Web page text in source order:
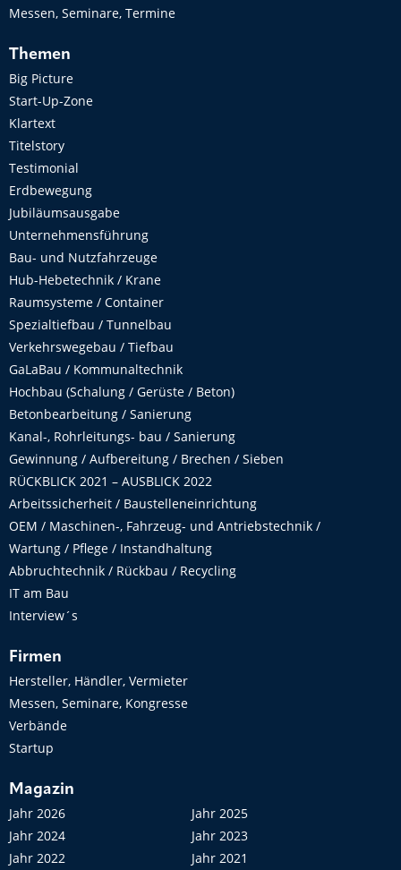
Messen, Seminare, Termine
Themen
Big Picture
Start-Up-Zone
Klartext
Titelstory
Testimonial
Erdbewegung
Jubiläumsausgabe
Unternehmensführung
Bau- und Nutzfahrzeuge
Hub-Hebetechnik / Krane
Raumsysteme / Container
Spezialtiefbau / Tunnelbau
Verkehrswegebau / Tiefbau
GaLaBau / Kommunaltechnik
Hochbau (Schalung / Gerüste / Beton)
Betonbearbeitung / Sanierung
Kanal-, Rohrleitungs- bau / Sanierung
Gewinnung / Aufbereitung / Brechen / Sieben
RÜCKBLICK 2021 – AUSBLICK 2022
Arbeitssicherheit / Baustelleneinrichtung
OEM / Maschinen-, Fahrzeug- und Antriebstechnik /
Wartung / Pflege / Instandhaltung
Abbruchtechnik / Rückbau / Recycling
IT am Bau
Interview´s
Firmen
Hersteller, Händler, Vermieter
Messen, Seminare, Kongresse
Verbände
Startup
Magazin
Jahr 2026
Jahr 2025
Jahr 2024
Jahr 2023
Jahr 2022
Jahr 2021